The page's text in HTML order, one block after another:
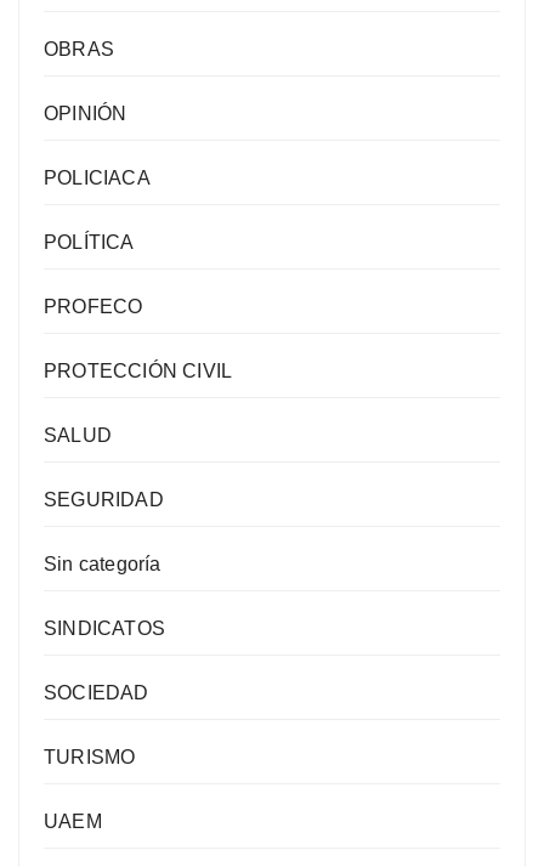
OBRAS
OPINIÓN
POLICIACA
POLÍTICA
PROFECO
PROTECCIÓN CIVIL
SALUD
SEGURIDAD
Sin categoría
SINDICATOS
SOCIEDAD
TURISMO
UAEM